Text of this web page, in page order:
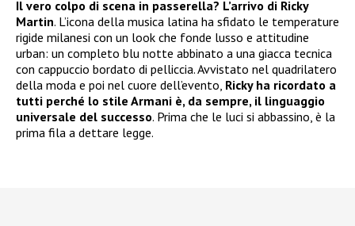
Il vero colpo di scena in passerella? L’arrivo di Ricky
Martin. L’icona della musica latina ha sfidato le temperature
rigide milanesi con un look che fonde lusso e attitudine
urban: un completo blu notte abbinato a una giacca tecnica
con cappuccio bordato di pelliccia. Avvistato nel quadrilatero
della moda e poi nel cuore dell’evento, Ricky ha ricordato a
tutti perché lo stile Armani è, da sempre, il linguaggio
universale del successo. Prima che le luci si abbassino, è la
prima fila a dettare legge.